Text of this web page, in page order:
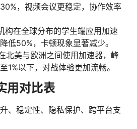
，视频会议更稳定，协作效率
构在全球分布的学生端应用加速
低50%，卡顿现象显著减少。
北美与欧洲之间使用加速器，峰
1%以下，对战体验更加流畅。
用对比表
、稳定性、隐私保护、跨平台支